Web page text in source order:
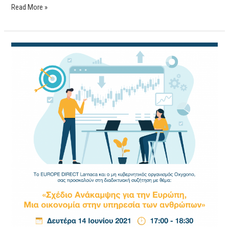
Read More »
«Σχέδιο
οικονομία
υπηρεσία
ανθρώπων»